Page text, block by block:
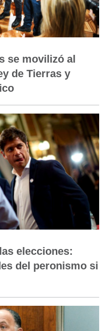
se movilizó al
de Tierras y
elecciones:
del peronismo si